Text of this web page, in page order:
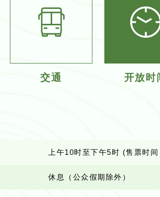
交通 开放时
上午10时至下午5时 (售票时
休息（公众假期除外）